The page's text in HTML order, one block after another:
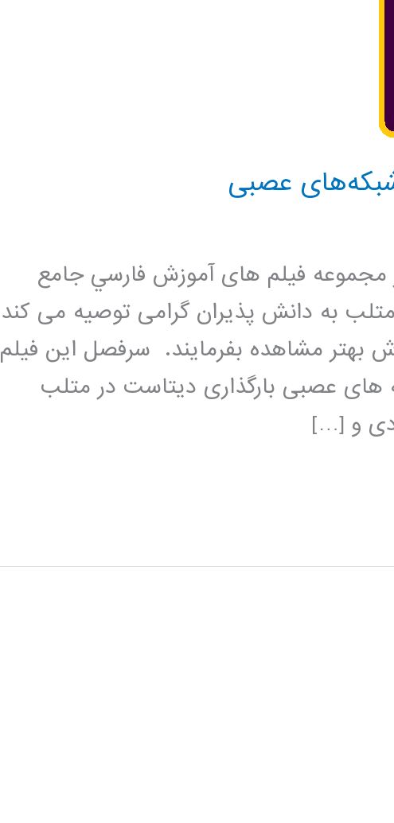
عصبی
فيلم های آموزش فارسي جامع
به دانش پذیران گرامی توصیه می کند
مشاهده بفرمایند. سرفصل این فیلم
عصبی بارگذاری دیتاست در متلب
و […]